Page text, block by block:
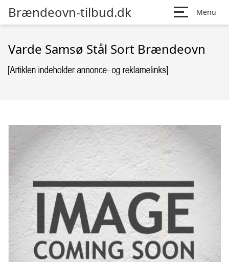
Brændeovn-tilbud.dk Menu
Varde Samsø Stål Sort Brændeovn